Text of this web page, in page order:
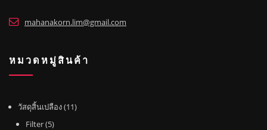
mahanakorn.lim@gmail.com
หมวดหมู่สินค้า
วัสดุสิ้นเปลือง 111
Filter 55